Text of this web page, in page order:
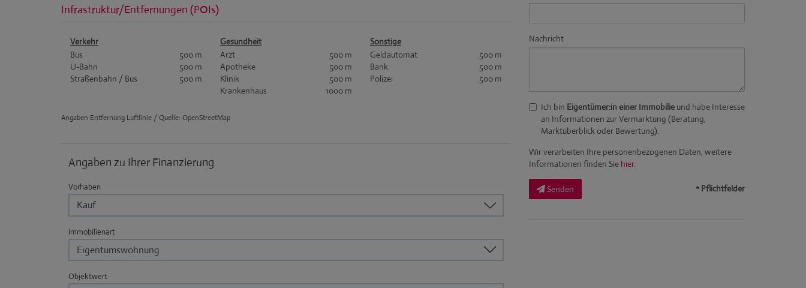
Infrastruktur/Entfernungen (POIs)
Verkehr
Bus
500 m
U-Bahn
500 m
Straßenbahn / Bus
500 m
Gesundheit
Arzt
500 m
Apotheke
500 m
Klinik
500 m
Krankenhaus
1000 m
Sonstige
Geldautomat
500 m
Bank
500 m
Polizei
500 m
Angaben Entfernung Luftlinie / Quelle: OpenStreetMap
Nachricht
Ich bin Eigentümer:in einer Immobilie und habe Interesse
an Informationen zur Vermarktung (Beratung,
Marktüberblick oder Bewertung).
Wir verarbeiten Ihre personenbezogenen Daten, weitere
Informationen finden Sie hier.
Senden * Pflichtfelder